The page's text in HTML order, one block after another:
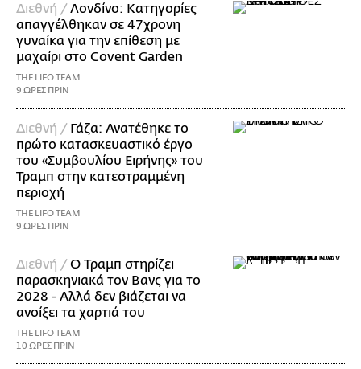
Διεθνή /Λονδίνο: Κατηγορίες
απαγγέλθηκαν σε 47χρονη
γυναίκα για την επίθεση με
μαχαίρι στο Covent Garden
THE LIFO TEAM
9 ΩΡΕΣ ΠΡΙΝ
Διεθνή / Γάζα: Ανατέθηκε το
πρώτο κατασκευαστικό έργο
του «Συμβουλίου Ειρήνης» του
Τραμπ στην κατεστραμμένη
περιοχή
THE LIFO TEAM
9 ΩΡΕΣ ΠΡΙΝ
Διεθνή /Ο Τραμπ στηρίζει
παρασκηνιακά τον Βανς για το
2028 - Αλλά δεν βιάζεται να
ανοίξει τα χαρτιά του
THE LIFO TEAM
10 ΩΡΕΣ ΠΡΙΝ